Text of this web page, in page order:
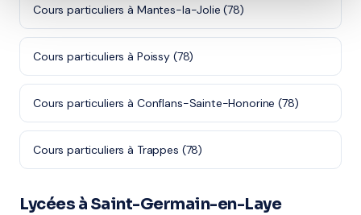
Cours particuliers à Mantes-la-Jolie (78)
Cours particuliers à Poissy (78)
Cours particuliers à Conflans-Sainte-Honorine (78)
Cours particuliers à Trappes (78)
Lycées à Saint-Germain-en-Laye